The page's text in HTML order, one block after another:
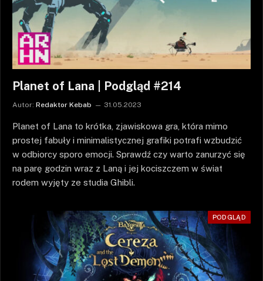
Planet of Lana | Podgląd #214
Autor: Redaktor Kebab 31.05.2023
Planet of Lana to krótka, zjawiskowa gra, która mimo
prostej fabuły i minimalistycznej grafiki potrafi wzbudzić
w odbiorcy sporo emocji. Sprawdź czy warto zanurzyć się
na parę godzin wraz z Laną i jej kociszczem w świat
rodem wyjęty ze studia Ghibli.
PODGLĄD